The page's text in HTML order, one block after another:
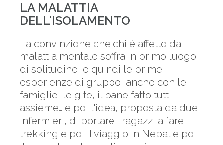
LA MALATTIA
DELL'ISOLAMENTO
La convinzione che chi è affetto da
malattia mentale soffra in primo luogo
di solitudine, e quindi le prime
esperienze di gruppo, anche con le
famiglie, le gite, il pane fatto tutti
assieme… e poi l'idea, proposta da due
infermieri, di portare i ragazzi a fare
trekking e poi il viaggio in Nepal e poi